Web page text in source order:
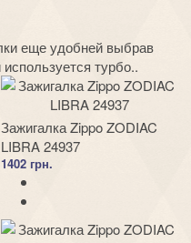
еще удобней выбрав
турбо..
Зажигалка Zippo ZODIAC
LIBRA 24937
1402 грн.